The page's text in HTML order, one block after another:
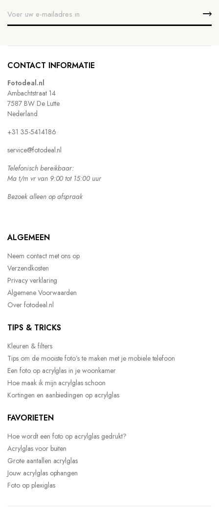
CONTACT INFORMATIE
Fotodeal.nl
Ambachtstraat 14
7587 BW De Lutte
Nederland
+31 35-5414186
service@fotodeal.nl
Telefonisch bereikbaar:
Ma t/m vr van 9:00 tot 15:00 uur
Bezoek alleen op afspraak
ALGEMEEN
Neem contact met ons op
Verzendkosten
Privacy verklaring
Algemene Voorwaarden
Over fotodeal.nl
TIPS & TRICKS
Kleuren & filters
Tips om de mooiste foto’s te maken met je mobiele telefoon
Een foto op acrylglas in je woonkamer
Hoe maak ik mijn acrylglas schoon
Kortingen en aanbiedingen op acrylglas
FAVORIETEN
Hoe wordt een foto op acrylglas gedrukt?
Acrylglas voor buiten
Grote aantallen acrylglas
Jouw acrylglas ophangen
Foto op plexiglas